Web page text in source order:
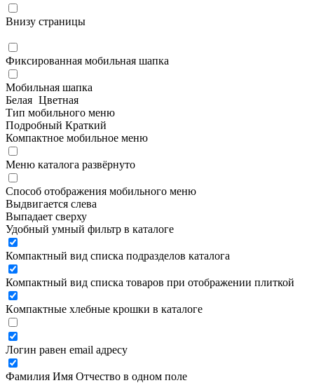
Внизу страницы
Фиксированная мобильная шапка
Мобильная шапка
Белая Цветная
Тип мобильного меню
Подробный Краткий
Компактное мобильное меню
Меню каталога развёрнуто
Способ отображения мобильного меню
Выдвигается слева
Выпадает сверху
Удобный умный фильтр в каталоге
Компактный вид списка подразделов каталога
Компактный вид списка товаров при отображении плиткой
Компактные хлебные крошки в каталоге
Логин равен email адресу
Фамилия Имя Отчество в одном поле